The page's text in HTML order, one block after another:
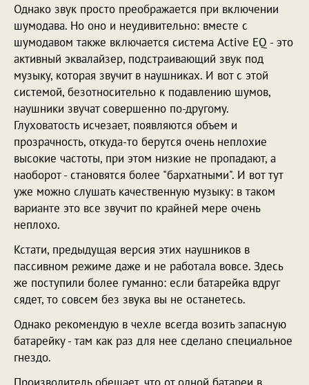
Однако звук просто преображается при включении
шумодава. Но оно и неудивительно: вместе с
шумодавом также включается система Active EQ - это
активный эквалайзер, подстраивающий звук под
музыку, которая звучит в наушниках. И вот с этой
системой, безотносительно к подавлению шумов,
наушники звучат совершенно по-другому.
Глуховатость исчезает, появляются объем и
прозрачность, откуда-то берутся очень неплохие
высокие частоты, при этом низкие не пропадают, а
наоборот - становятся более "бархатными". И вот тут
уже можно слушать качественную музыку: в таком
варианте это все звучит по крайней мере очень
неплохо.
Кстати, предыдущая версия этих наушников в
пассивном режиме даже и не работала вовсе. Здесь
же поступили более гуманно: если батарейка вдруг
сядет, то совсем без звука вы не останетесь.
Однако рекомендую в чехле всегда возить запасную
батарейку - там как раз для нее сделано специальное
гнездо.